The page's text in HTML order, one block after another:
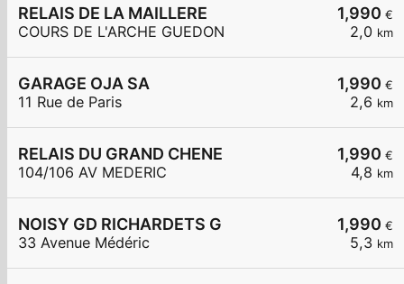
1,990 €
2,0 km
RELAIS DE LA MAILLERE
COURS DE L'ARCHE GUEDON
1,990 €
2,6 km
GARAGE OJA SA
11 Rue de Paris
1,990 €
4,8 km
RELAIS DU GRAND CHENE
104/106 AV MEDERIC
1,990 €
5,3 km
NOISY GD RICHARDETS G
33 Avenue Médéric